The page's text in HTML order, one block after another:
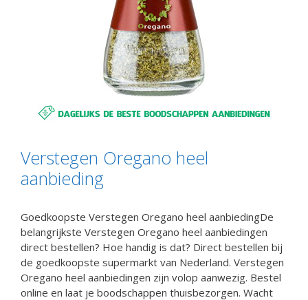
Verstegen Oregano heel
aanbieding
Goedkoopste Verstegen Oregano heel aanbiedingDe
belangrijkste Verstegen Oregano heel aanbiedingen
direct bestellen? Hoe handig is dat? Direct bestellen bij
de goedkoopste supermarkt van Nederland. Verstegen
Oregano heel aanbiedingen zijn volop aanwezig. Bestel
online en laat je boodschappen thuisbezorgen. Wacht